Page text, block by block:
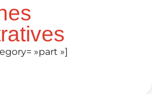
»part »]